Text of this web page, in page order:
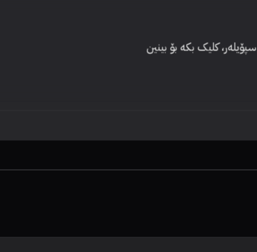
سپۆیلەر، کلیک بکە بۆ بینین